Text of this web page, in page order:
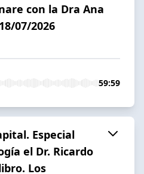
con la Dra Ana
07/2026
59:59
Especial
el Dr. Ricardo
Los